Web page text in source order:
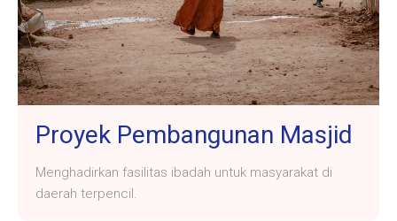
Proyek Pembangunan Masjid
Menghadirkan fasilitas ibadah untuk masyarakat di
daerah terpencil.